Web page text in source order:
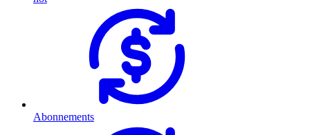
Abonnements